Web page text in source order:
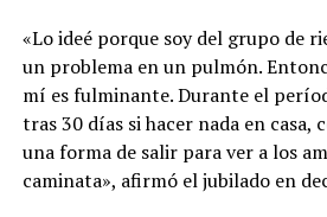
«Lo ideé porque soy del grupo de
un problema en un pulmón.
mí es fulminante. Durante el
tras 30 días si hacer nada en casa,
una forma de salir para ver a los
caminata», afirmó el jubilado en